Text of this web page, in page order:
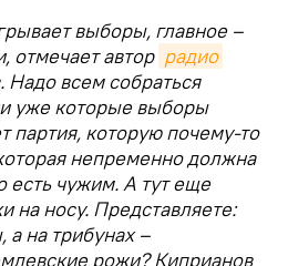
выборы, главное –
отмечает автор радио
всем собраться
уже которые выборы
партия, которую почему-то
непременно должна
есть чужим. А тут еще
на носу. Представляете:
на трибунах –
рожи? Киприанов